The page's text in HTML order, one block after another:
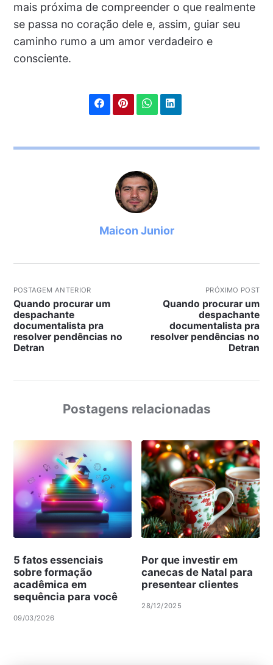
mais próxima de compreender o que realmente
se passa no coração dele e, assim, guiar seu
caminho rumo a um amor verdadeiro e
consciente.
Maicon Junior
POSTAGEM ANTERIOR
Quando procurar um
despachante
documentalista pra
resolver pendências no
Detran
PRÓXIMO POST
Quando procurar um
despachante
documentalista pra
resolver pendências no
Detran
Postagens relacionadas
5 fatos essenciais
sobre formação
acadêmica em
sequência para você
09/03/2026
Por que investir em
canecas de Natal para
presentear clientes
28/12/2025